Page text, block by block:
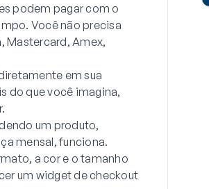
podem pagar com o
Você não precisa
Mastercard, Amex,
em sua
do que você imagina,
um produto,
mensal, funciona.
a cor e o tamanho
um widget de checkout